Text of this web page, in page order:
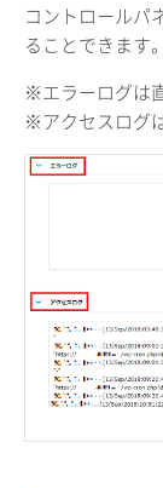
コントロールパ
ることできます。
※エラーログは
※アクセスログ